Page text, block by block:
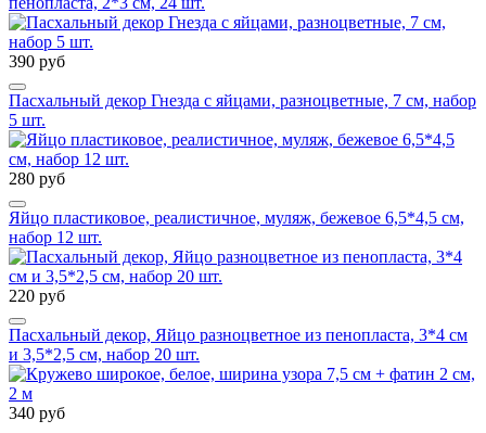
390 руб
Пасхальный декор Гнезда с яйцами, разноцветные, 7 см, набор
5 шт.
280 руб
Яйцо пластиковое, реалистичное, муляж, бежевое 6,5*4,5 см,
набор 12 шт.
220 руб
Пасхальный декор, Яйцо разноцветное из пенопласта, 3*4 см
и 3,5*2,5 см, набор 20 шт.
340 руб